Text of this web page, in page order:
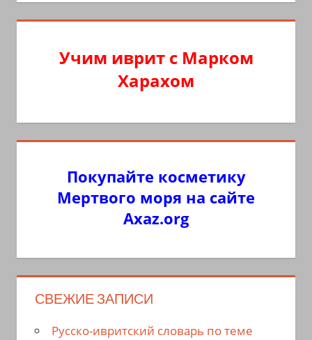
Учим иврит с Марком
Харахом
Покупайте косметику
Мертвого моря на сайте
Axaz.org
СВЕЖИЕ ЗАПИСИ
Русско-ивритский словарь по теме